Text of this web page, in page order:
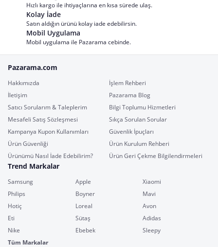
Hızlı kargo ile ihtiyaçlarına en kısa sürede ulaş.
Kolay İade
Satın aldığın ürünü kolay iade edebilirsin.
Mobil Uygulama
Mobil uygulama ile Pazarama cebinde.
Pazarama.com
Hakkımızda
İşlem Rehberi
İletişim
Pazarama Blog
Satıcı Sorularım & Taleplerim
Bilgi Toplumu Hizmetleri
Mesafeli Satış Sözleşmesi
Sıkça Sorulan Sorular
Kampanya Kupon Kullanımları
Güvenlik İpuçları
Ürün Güvenliği
Ürün Kurulum Rehberi
Ürünümü Nasıl İade Edebilirim?
Ürün Geri Çekme Bilgilendirmeleri
Trend Markalar
Samsung Apple
Xiaomi
Philips
Boyner
Mavi
Hotiç
Loreal
Avon
Eti
Sütaş
Adidas
Nike
Ebebek
Sleepy
Tüm Markalar